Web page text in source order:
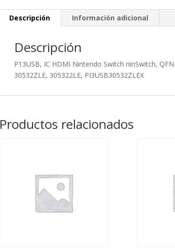
Descripción Información adicional
Descripción
P13USB, IC HDMI Nintendo Switch ninSwitch,
30532ZLE, 305322LE, PI3USB30532ZLEX
Productos relacionados